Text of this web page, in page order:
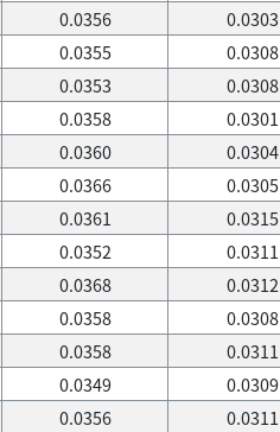
0.0356 0.0303
0.0355 0.0308
0.0353 0.0308
0.0358 0.0301
0.0360 0.0304
0.0366 0.0305
0.0361 0.0315
0.0352 0.0311
0.0368 0.0312
0.0358 0.0308
0.0358 0.0311
0.0349 0.0309
0.0356 0.0311